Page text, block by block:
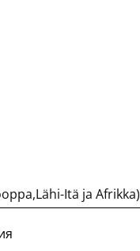
Itä ja Afrikka)